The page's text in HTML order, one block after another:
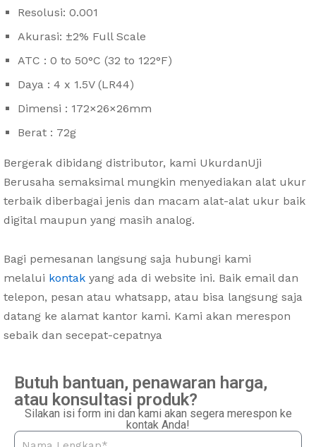
Resolusi: 0.001
Akurasi: ±2% Full Scale
ATC : 0 to 50°C (32 to 122°F)
Daya : 4 x 1.5V (LR44)
Dimensi : 172×26×26mm
Berat : 72g
Bergerak dibidang distributor, kami UkurdanUji
Berusaha semaksimal mungkin menyediakan alat ukur
terbaik diberbagai jenis dan macam alat-alat ukur baik
digital maupun yang masih analog.
Bagi pemesanan langsung saja hubungi kami
melalui kontak yang ada di website ini. Baik email dan
telepon, pesan atau whatsapp, atau bisa langsung saja
datang ke alamat kantor kami. Kami akan merespon
sebaik dan secepat-cepatnya
Butuh bantuan, penawaran harga,
atau konsultasi produk?
Silakan isi form ini dan kami akan segera merespon ke
kontak Anda!